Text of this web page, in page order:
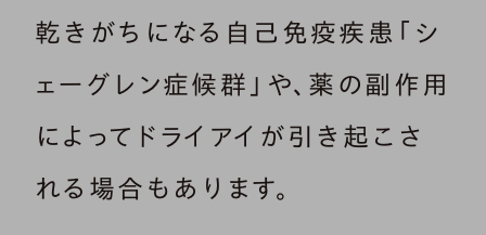
乾きがちになる自己免疫疾患「シ
ェーグレン症候群」や、薬の副作用
によってドライアイが引き起こさ
れる場合もあります。